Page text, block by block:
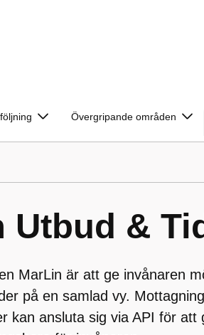
Övergripande områden
Utbud &
MarLin är att ge invånaren
på en samlad vy.
kan ansluta sig via API för att